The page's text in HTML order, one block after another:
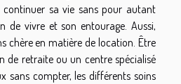
sa vie sans pour autant
de vivre et son entourage. Aussi,
chère en matière de location. Être
de retraite ou un centre spécialisé
sans compter, les différents soins